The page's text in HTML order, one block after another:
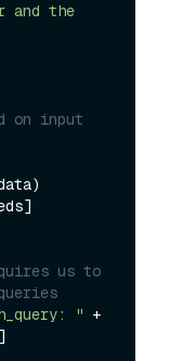
and the
on input
us to
" +